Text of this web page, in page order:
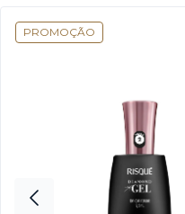
PROMOÇÃO